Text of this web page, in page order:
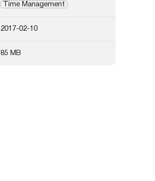
Time Management
2017-02-10
85 MB